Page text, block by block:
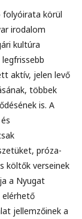
folyóirata körül
irodalom
kultúra
aktív, jelen levő
többek
is. A
próza-
költők verseinek
a Nyugat
elérhető
jellemzőinek a